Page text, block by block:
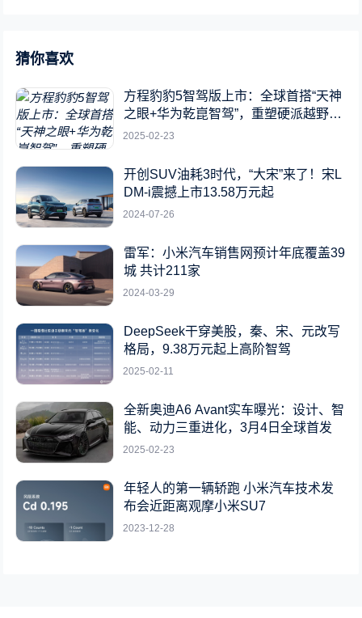
猜你喜欢
方程豹豹5智驾版上市：全球首搭“天神
之眼+华为乾崑智驾”，重塑硬派越野新
标杆
2025-02-23
开创SUV油耗3时代，“大宋”来了！宋L
DM-i震撼上市13.58万元起
2024-07-26
雷军：小米汽车销售网预计年底覆盖39
城 共计211家
2024-03-29
DeepSeek干穿美股，秦、宋、元改写
格局，9.38万元起上高阶智驾
2025-02-11
全新奥迪A6 Avant实车曝光：设计、智
能、动力三重进化，3月4日全球首发
2025-02-23
年轻人的第一辆轿跑 小米汽车技术发
布会近距离观摩小米SU7
2023-12-28